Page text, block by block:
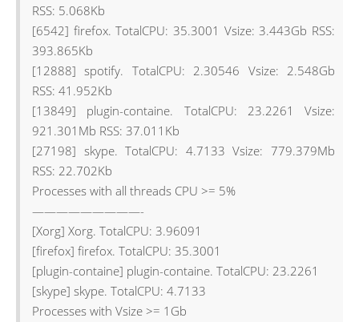
RSS: 5.068Kb
[6542] firefox. TotalCPU: 35.3001 Vsize: 3.443Gb RSS:
393.865Kb
[12888] spotify. TotalCPU: 2.30546 Vsize: 2.548Gb
RSS: 41.952Kb
[13849] plugin-containe. TotalCPU: 23.2261 Vsize:
921.301Mb RSS: 37.011Kb
[27198] skype. TotalCPU: 4.7133 Vsize: 779.379Mb
RSS: 22.702Kb
Processes with all threads CPU >= 5%
—————————-
[Xorg] Xorg. TotalCPU: 3.96091
[firefox] firefox. TotalCPU: 35.3001
[plugin-containe] plugin-containe. TotalCPU: 23.2261
[skype] skype. TotalCPU: 4.7133
Processes with Vsize >= 1Gb